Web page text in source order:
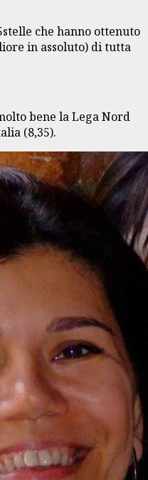
che hanno ottenuto
in assoluto) di tutta
bene la Lega Nord
(8,35).